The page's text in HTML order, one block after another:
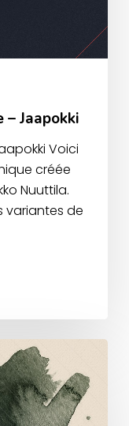
– Jaapokki
Voici
créée
Nuuttila.
variantes de